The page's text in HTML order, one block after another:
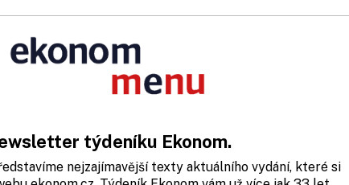
týdeníku Ekonom.
nejzajímavější texty aktuálního vydání, které si